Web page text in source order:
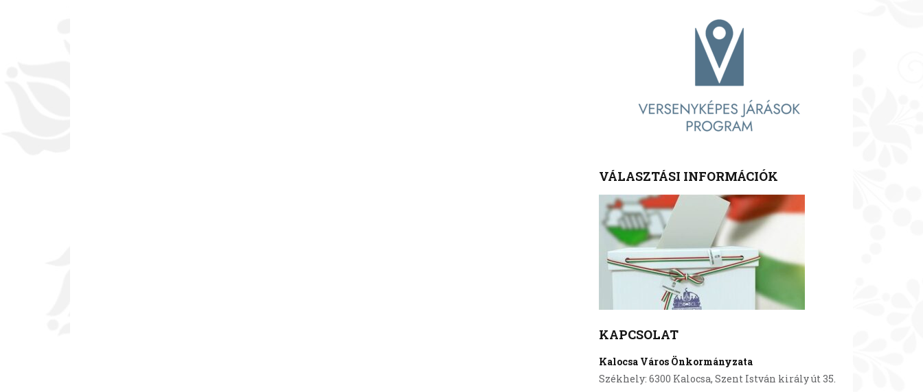
VÁLASZTÁSI INFORMÁCIÓK
KAPCSOLAT
Kalocsa Város Önkormányzata
Székhely: 6300 Kalocsa, Szent István király út 35.